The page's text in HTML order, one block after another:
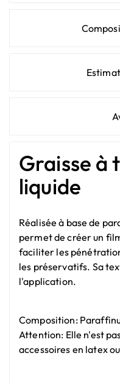
Graisse à
liquide
Réalisée à base de
permet de créer un
faciliter les
les préservatifs. Sa
l'application.
Composition:
Attention: Elle n'est
accessoires en latex